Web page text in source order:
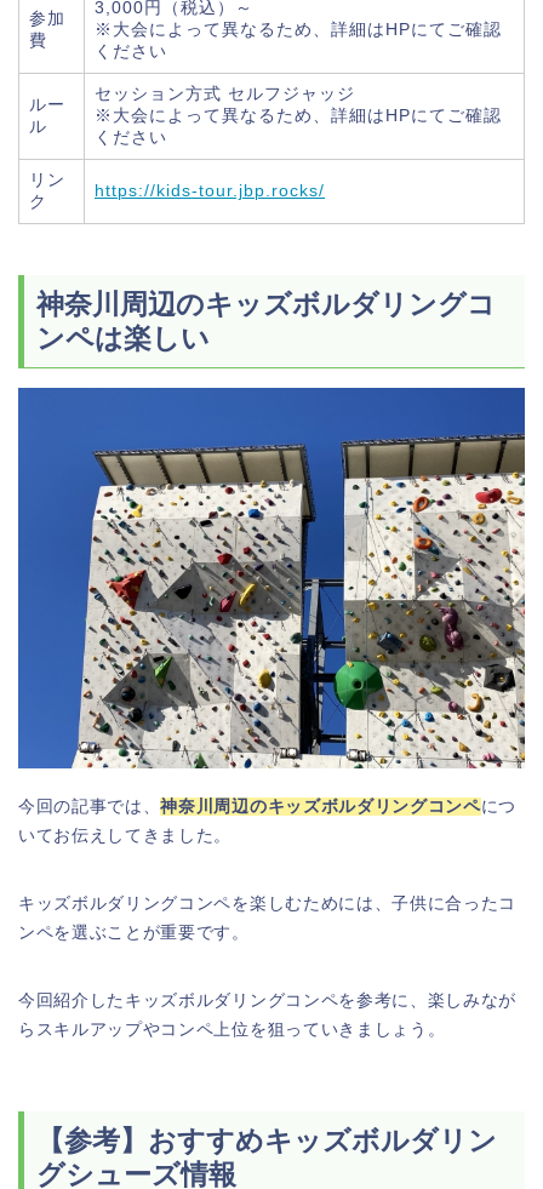
参加
費
3,000円（税込）～
※大会によって異なるため、詳細はHPにてご確認
ください
ルー
ル
セッション方式 セルフジャッジ
※大会によって異なるため、詳細はHPにてご確認
ください
リン
ク
https://kids-tour.jbp.rocks/
神奈川周辺のキッズボルダリングコ
ンペは楽しい
今回の記事では、神奈川周辺のキッズボルダリングコンペにつ
いてお伝えしてきました。
キッズボルダリングコンペを楽しむためには、子供に合ったコ
ンペを選ぶことが重要です。
今回紹介したキッズボルダリングコンペを参考に、楽しみなが
らスキルアップやコンペ上位を狙っていきましょう。
【参考】おすすめキッズボルダリン
グシューズ情報